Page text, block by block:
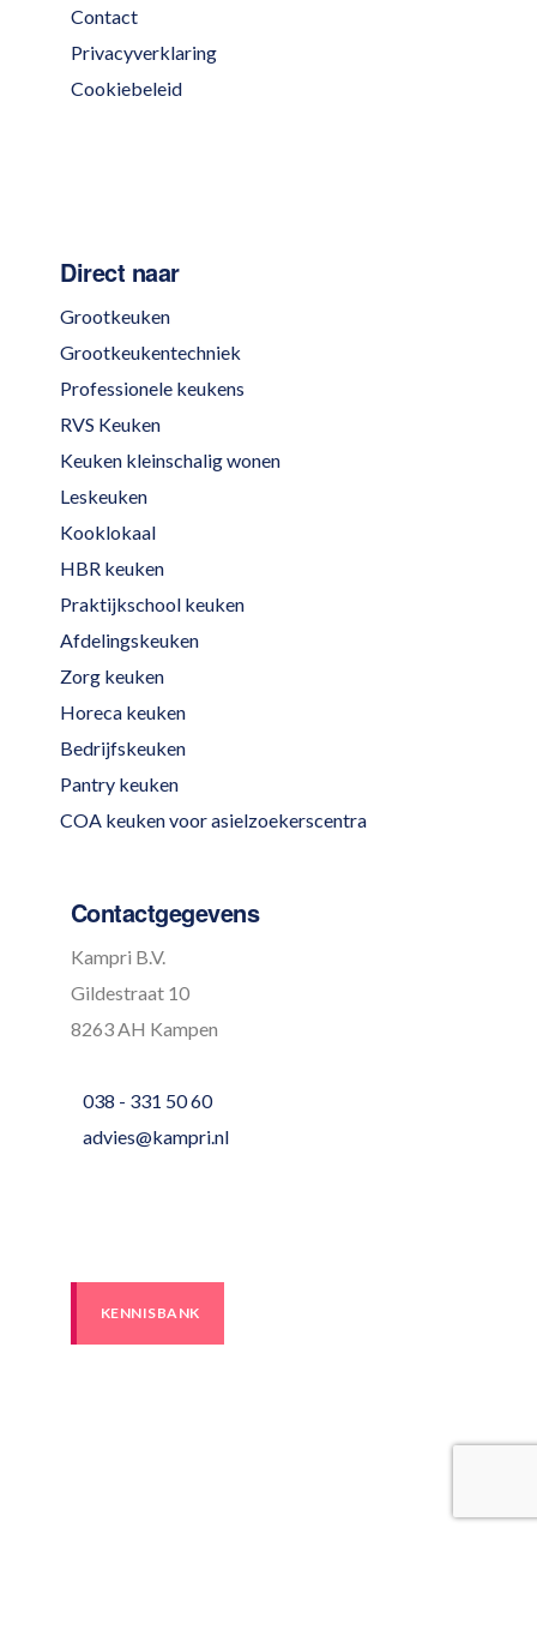
Contact
Privacyverklaring
Cookiebeleid
Direct naar
Grootkeuken
Grootkeukentechniek
Professionele keukens
RVS Keuken
Keuken kleinschalig wonen
Leskeuken
Kooklokaal
HBR keuken
Praktijkschool keuken
Afdelingskeuken
Zorg keuken
Horeca keuken
Bedrijfskeuken
Pantry keuken
COA keuken voor asielzoekerscentra
Contactgegevens
Kampri B.V.
Gildestraat 10
8263 AH Kampen
038 - 331 50 60
advies@kampri.nl
KENNISBANK